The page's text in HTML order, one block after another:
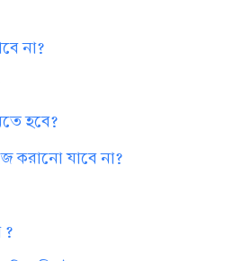
না?
হবে?
করানো যাবে না?
?